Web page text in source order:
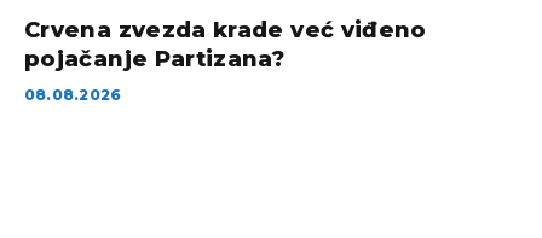
Crvena zvezda krade već viđeno
pojačanje Partizana?
08.08.2026